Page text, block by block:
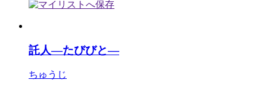
託人―たびびと―
ちゅうじ